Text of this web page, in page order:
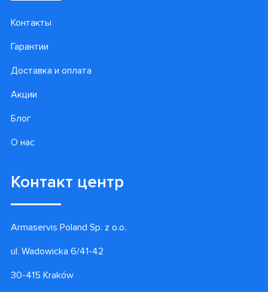
Контакты
Гарантии
Доставка и оплата
Акции
Блог
О нас
Контакт центр
Armaservis Poland Sp. z o.o.
ul. Wadowicka 6/41-42
30-415 Kraków